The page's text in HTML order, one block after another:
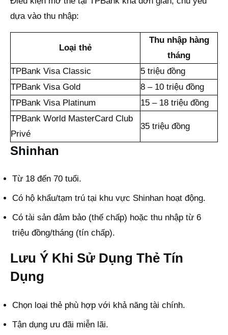
dựa vào thu nhập:
Loại thẻ
Thu nhập hàng
tháng
TPBank Visa Classic
5 triệu đồng
TPBank Visa Gold
8 – 10 triệu đồng
TPBank Visa Platinum
15 – 18 triệu đồng
TPBank World MasterCard Club
Privé
35 triệu đồng
Shinhan
Từ 18 đến 70 tuổi.
Có hộ khẩu/tạm trú tại khu vực Shinhan hoạt động.
Có tài sản đảm bảo (thế chấp) hoặc thu nhập từ 6
triệu đồng/tháng (tín chấp).
Lưu Ý Khi Sử Dụng Thẻ Tín
Dụng
Chọn loại thẻ phù hợp với khả năng tài chính.
Tận dụng ưu đãi miễn lãi.